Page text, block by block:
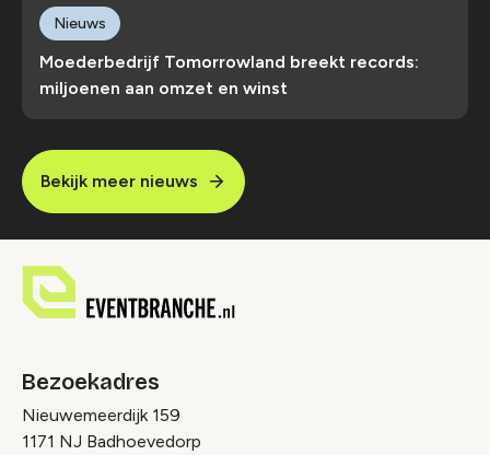
Moederbedrijf Tomorrowland breekt records:
miljoenen aan omzet en winst
Nieuws
Bekijk meer nieuws
Bezoekadres
Nieuwemeerdijk 159
1171 NJ Badhoevedorp